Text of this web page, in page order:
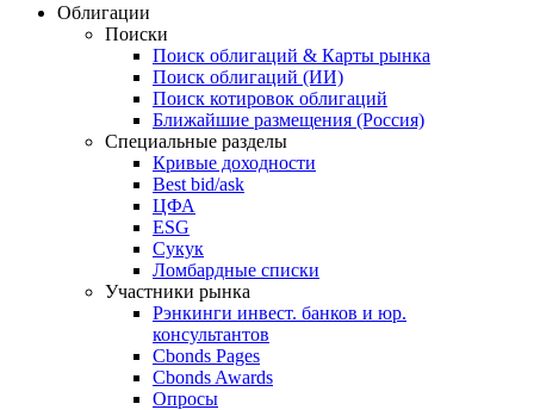
Облигации
Поиски
Поиск облигаций & Карты рынка
Поиск облигаций (ИИ)
Поиск котировок облигаций
Ближайшие размещения (Россия)
Специальные разделы
Кривые доходности
Best bid/ask
ЦФА
ESG
Сукук
Ломбардные списки
Участники рынка
Рэнкинги инвест. банков и юр.
консультантов
Cbonds Pages
Cbonds Awards
Опросы